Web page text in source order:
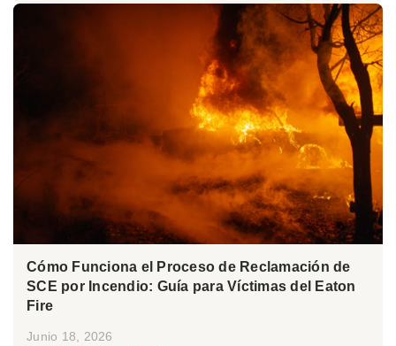
Cómo Funciona el Proceso de Reclamación de
SCE por Incendio: Guía para Víctimas del Eaton
Fire
Junio 18, 2026